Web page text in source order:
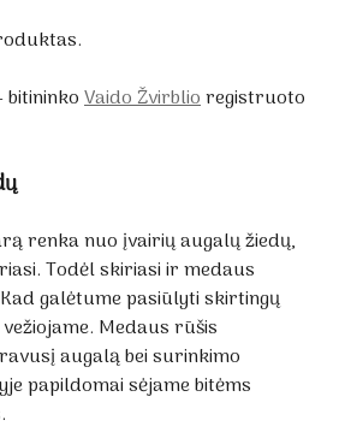
bitininkoVaido Žvirblioregistruoto
renka nuo įvairių augalų žiedų,
Todėl skiriasi ir medaus
galėtume pasiūlyti skirtingų
Medaus rūšis
augalą bei surinkimo
papildomai sėjame bitėms